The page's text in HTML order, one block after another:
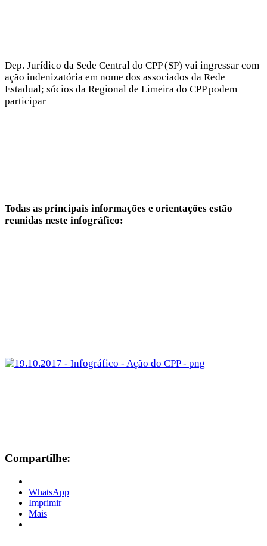
Dep. Jurídico da Sede Central do CPP (SP) vai ingressar com
ação indenizatória em nome dos associados da Rede
Estadual; sócios da Regional de Limeira do CPP podem
participar
Todas as principais informações e orientações estão
reunidas neste infográfico:
Compartilhe:
WhatsApp
Imprimir
Mais